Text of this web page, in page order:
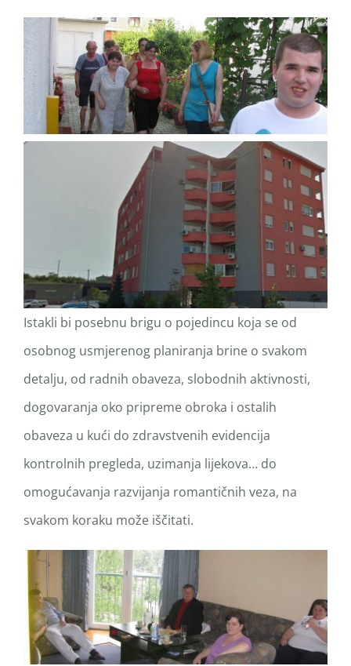
Istakli bi posebnu brigu o pojedincu koja se od
osobnog usmjerenog planiranja brine o svakom
detalju, od radnih obaveza, slobodnih aktivnosti,
dogovaranja oko pripreme obroka i ostalih
obaveza u kući do zdravstvenih evidencija
kontrolnih pregleda, uzimanja lijekova… do
omogućavanja razvijanja romantičnih veza, na
svakom koraku može iščitati.